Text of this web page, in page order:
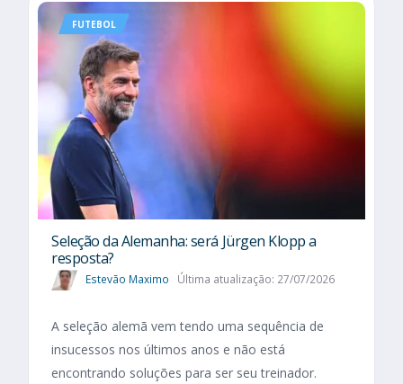
FUTEBOL
Seleção da Alemanha: será Jürgen Klopp a
resposta?
Estevão Maximo Última atualização: 27/07/2026
A seleção alemã vem tendo uma sequência de
insucessos nos últimos anos e não está
encontrando soluções para ser seu treinador.